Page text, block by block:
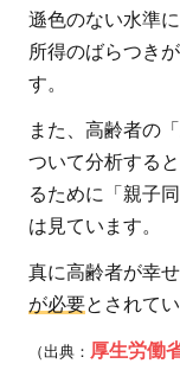
遜色のない水準
所得のばらつき
す。
また、高齢者の
ついて分析する
るために「親子
は見ています。
真に高齢者が幸
が必要とされてい
（出典： 厚生労働